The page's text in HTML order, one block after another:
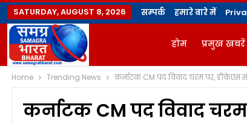
SATURDAY, AUGUST 8, 2026 सम्पर्क हमारे बारे में
होम प्रमुख खबरें
ज्योतिषी
Home Trending News कर्नाटक CM पद विवाद चरम पर, डीकेएस
कर्नाटक CM पद विवाद